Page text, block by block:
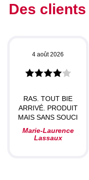
Des
4 août 2026
RAS. TOUT BIE
ARRIVÉ. PRODUIT
MAIS SANS SOUCI
Marie-Laurence
Lassaux